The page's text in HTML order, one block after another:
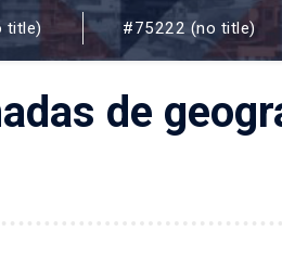
title) #75222 (no title)
de